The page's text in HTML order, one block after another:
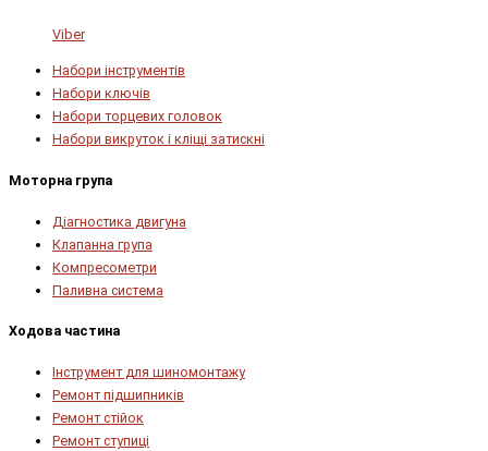
Viber
Набори інструментів
Набори ключів
Набори торцевих головок
Набори викруток і кліщі затискні
Моторна група
Діагностика двигуна
Клапанна група
Компресометри
Паливна система
Ходова частина
Інструмент для шиномонтажу
Ремонт підшипників
Ремонт стійок
Ремонт ступиці